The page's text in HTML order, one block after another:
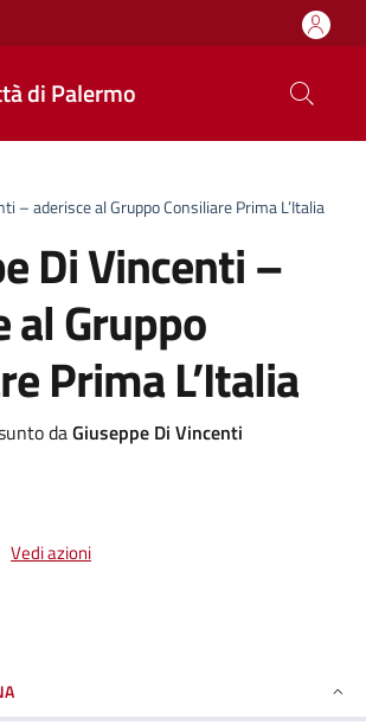
di Palermo
– aderisce al Gruppo Consiliare Prima L’Italia
Di Vincenti –
al Gruppo
Prima L’Italia
daGiuseppe Di Vincenti
Vedi azioni